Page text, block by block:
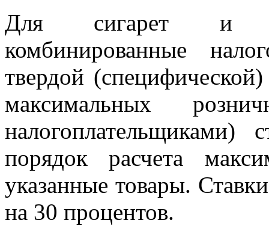
Для сигарет и
комбинированные
твердой
максимальных
налогоплательщиками)
порядок расчета
указанные товары.
на 30 процентов.